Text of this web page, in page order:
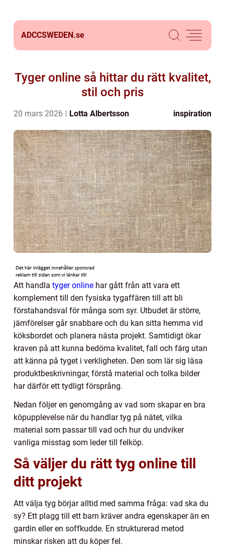
ADCCSWEDEN.se
Tyger online så hittar du rätt kvalitet,
stil och pris
20 mars 2026 Lotta Albertsson inspiration
Att handla tyger online har gått från att vara ett
komplement till den fysiska tygaffären till att bli
förstahandsval för många som syr. Utbudet är större,
jämförelser går snabbare och du kan sitta hemma vid
köksbordet och planera nästa projekt. Samtidigt ökar
kraven på att kunna bedöma kvalitet, fall och färg utan
att känna på tyget i verkligheten. Den som lär sig läsa
produktbeskrivningar, förstå material och tolka bilder
har därför ett tydligt försprång.
Nedan följer en genomgång av vad som skapar en bra
köpupplevelse när du handlar tyg på nätet, vilka
material som passar till vad och hur du undviker
vanliga misstag som leder till felköp.
Så väljer du rätt tyg online till
ditt projekt
Att välja tyg börjar alltid med samma fråga: vad ska du
sy? Ett plagg till ett barn kräver andra egenskaper än en
gardin eller en soffkudde. En strukturerad metod
minskar risken att du köper fel.